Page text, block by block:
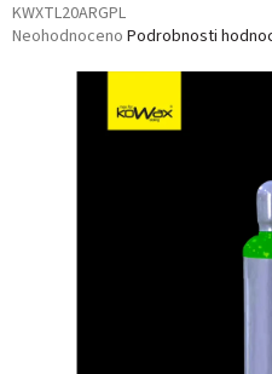
KWXTL20ARGPL
Průměrné
Neohodnoceno Podrobnosti